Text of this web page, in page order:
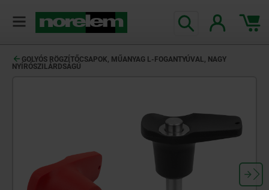
GOLYÓS RÖGZÍTŐCSAPOK, MŰANYAG L-FOGANTYÚVAL, NAGY
NYÍRÓSZILÁRDSÁGÚ